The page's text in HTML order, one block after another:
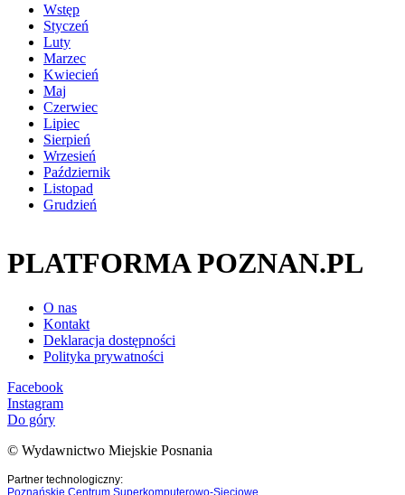
Wstęp
Styczeń
Luty
Marzec
Kwiecień
Maj
Czerwiec
Lipiec
Sierpień
Wrzesień
Październik
Listopad
Grudzień
PLATFORMA POZNAN.PL
O nas
Kontakt
Deklaracja dostępności
Polityka prywatności
Facebook
Instagram
Do góry
© Wydawnictwo Miejskie Posnania
Partner technologiczny:
Poznańskie Centrum Superkomputerowo-Sieciowe